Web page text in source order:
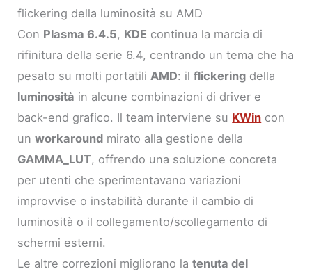
flickering della luminosità su AMD
Con Plasma 6.4.5, KDE continua la marcia di
rifinitura della serie 6.4, centrando un tema che ha
pesato su molti portatili AMD: ilflickering della
luminosità in alcune combinazioni di driver e
back-end grafico. Il team interviene su KWin con
unworkaround mirato alla gestione della
GAMMA_LUT, offrendo una soluzione concreta
per utenti che sperimentavano variazioni
improvvise o instabilità durante il cambio di
luminosità o il collegamento/scollegamento di
schermi esterni.
Le altre correzioni migliorano latenuta del